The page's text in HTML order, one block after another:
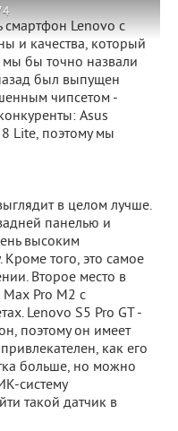
Lenovo с
и качества, который
мы бы точно назвали
был выпущен
чипсетом -
Asus
Lite, поэтому мы
в целом лучше.
панелью и
высоким
того, это самое
Второе место в
Pro M2 с
Lenovo S5 Pro GT -
поэтому он имеет
как его
больше, но можно
систему
такой датчик в